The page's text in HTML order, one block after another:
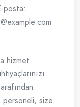
posta:
hizmet
personeli, size